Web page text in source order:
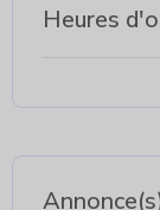
Heures